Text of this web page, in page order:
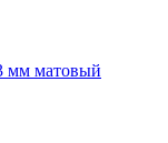
мм матовый